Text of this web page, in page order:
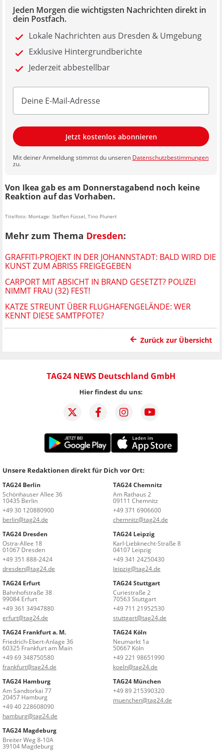
Jeden Morgen die wichtigsten Nachrichten direkt in
dein Postfach.
Lokale Nachrichten aus Dresden & Umgebung
Exklusive Hintergrundberichte
Jederzeit abbestellbar
Jetzt kostenlos abonnieren
Mit deiner Anmeldung stimmst du unseren Datenschutzbestimmungen
zu.
Von Ikea gab es am Donnerstagabend noch keine
Reaktion auf das Vorhaben.
Titelfoto: Montage: Steffen Füssel, Tino Plunert
Mehr zum Thema Dresden:
GRAFFITI-PROJEKT IN DER JOHANNSTADT: BALD WIRD DIE
KUNST ZUM ABRISS FREIGEGEBEN
CARPORT MIT ABSICHT IN BRAND GESETZT? POLIZEI
NIMMT FRAU (32) FEST!
KATZE STREUNT ÜBER FLUGHAFENGELÄNDE: WER
KENNT DIESE SAMTPFOTE?
Zurück zur Übersicht
TAG24 NEWS Deutschland GmbH
Hier findest du uns:
Unsere Redaktionen direkt für Dich vor Ort:
TAG24 Berlin
Schönhauser Allee 36
10435 Berlin
+49 30 120880900
berlin@tag24.de
TAG24 Chemnitz
Am Rathaus 2
09111 Chemnitz
+49 371 6906600
chemnitz@tag24.de
TAG24 Dresden
Ostra-Allee 18
01067 Dresden
+49 351 888-2424
dresden@tag24.de
TAG24 Leipzig
Karl-Liebknecht-Straße 8
04107 Leipzig
+49 341 24250430
leipzig@tag24.de
TAG24 Erfurt
Bahnhofstraße 38
99084 Erfurt
+49 361 34947880
erfurt@tag24.de
TAG24 Stuttgart
Curiestraße 2
70563 Stuttgart
+49 711 21952530
stuttgart@tag24.de
TAG24 Frankfurt a. M.
Friedrich-Ebert-Anlage 36
60325 Frankfurt am Main
+49 69 348750580
frankfurt@tag24.de
TAG24 Köln
Neumarkt 1a
50667 Köln
+49 221 98651990
koeln@tag24.de
TAG24 Hamburg
Am Sandtorkai 77
20457 Hamburg
+49 40 228608090
hamburg@tag24.de
TAG24 München
+49 89 215390320
muenchen@tag24.de
TAG24 Magdeburg
Breiter Weg 8-10A
39104 Magdeburg